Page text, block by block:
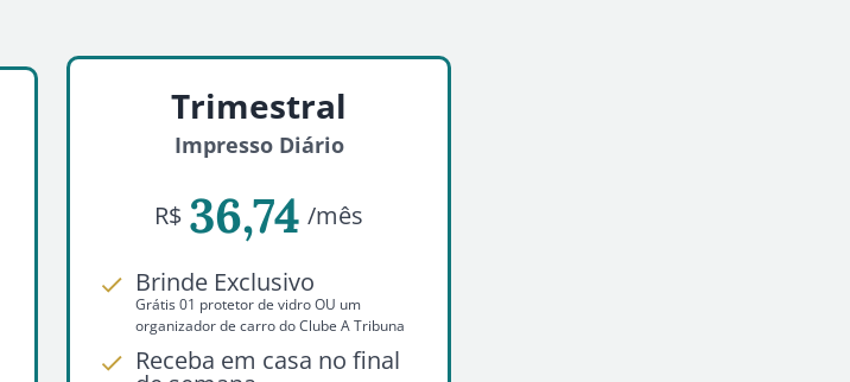
Trimestral
Impresso Diário
R$ 36,74 /mês
Brinde Exclusivo
Grátis 01 protetor de vidro OU um
organizador de carro do Clube A Tribuna
Receba em casa no final